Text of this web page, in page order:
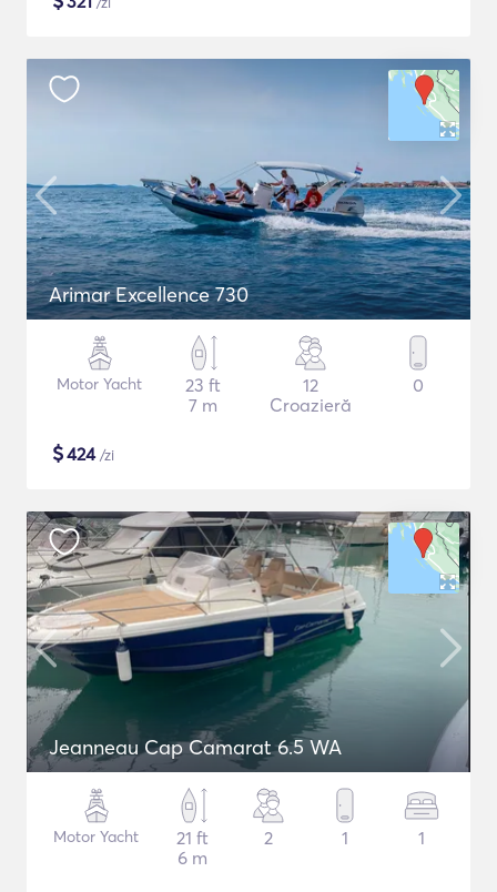
Arimar Excellence 730
Motor Yacht
23 ft
7 m
12
Croazieră
0
$424/zi
Jeanneau Cap Camarat 6.5 WA
Motor Yacht
21 ft
6 m
2 1 1